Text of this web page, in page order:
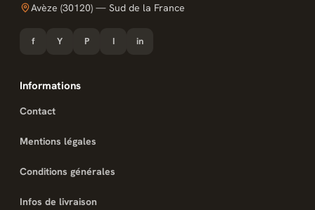
Avèze (30120) — Sud de la France
f Y P I in
Informations
Contact
Mentions légales
Conditions générales
Infos de livraison